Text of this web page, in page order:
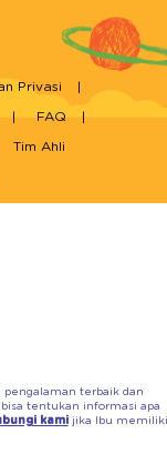
Privasi
FAQ
Tim Ahli
terbaik dan
tentukan informasi apa
kamijika Ibu memiliki